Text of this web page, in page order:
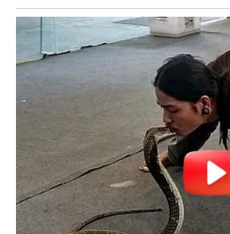
vas. Sada dolazi vreme kada ćete
života više nema smisla.
Počećete da birate sebe, svoje
sreću. Neki ljudi će zbog toga biti
neće biti vaš problem.
Ono što je najvažnije jeste da ćete
živite prema tuđim očekivanjima.